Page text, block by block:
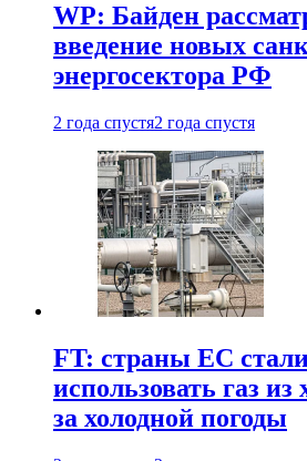
WP: Байден
введение новых
энергосектора РФ
2 года спустя2 года спустя
FT: страны ЕС
использовать газ
за холодной погоды